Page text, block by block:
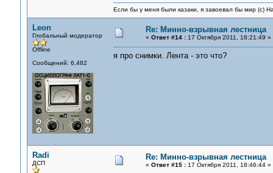
Если бы у меня были казаки, я завоевал бы мир (с)
Leon
Глобальный модератор
Offline
Сообщений: 6,482
Re: Минно-взрывная лестница
« Ответ #14 :17 Октября 2011, 18:21:49 »
я про снимки. Лента - это что?
Radi
ДСП
Re: Минно-взрывная лестница
« Ответ #15 :17 Октября 2011, 18:46:44 »